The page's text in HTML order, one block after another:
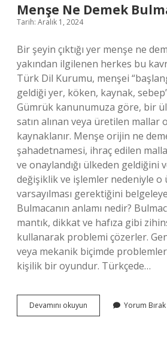
Menşe Ne Demek
Tarih: Aralık 1, 2024
Bir şeyin çıktığı yer menşe ne
yakından ilgilenen herkes bu
Türk Dil Kurumu, menşei
geldiği yer, köken, kaynak,
Gümrük kanunumuza göre, bir
satın alınan veya üretilen mallar
kaynaklanır. Menşe orijin ne
şahadetnamesi, ihraç edilen
ve onaylandığı ülkeden geldiğini
değişiklik ve işlemler nedeniyle o
varsayılması gerektiğini
Bulmacanın anlamı nedir?
mantık, dikkat ve hafıza gibi
kullanarak problemi çözerler.
veya mekanik biçimde
kişilik bir oyundur. Türkçede…
Devamını okuyun
Ne
Yorum Bırak